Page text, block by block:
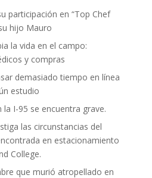
participación en “Top Chef
hijo Mauro
la vida en el campo:
y compras
demasiado tiempo en línea
estudio
I-95 se encuentra grave.
las circunstancias del
en estacionamiento
College.
que murió atropellado en